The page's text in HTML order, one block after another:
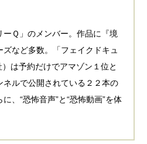
Ｑ」のメンバー。作品に『境
など多数。「フェイクドキュ
は予約だけでアマゾン１位と
ルで公開されている２２本の
、“恐怖音声”と“恐怖動画”を体